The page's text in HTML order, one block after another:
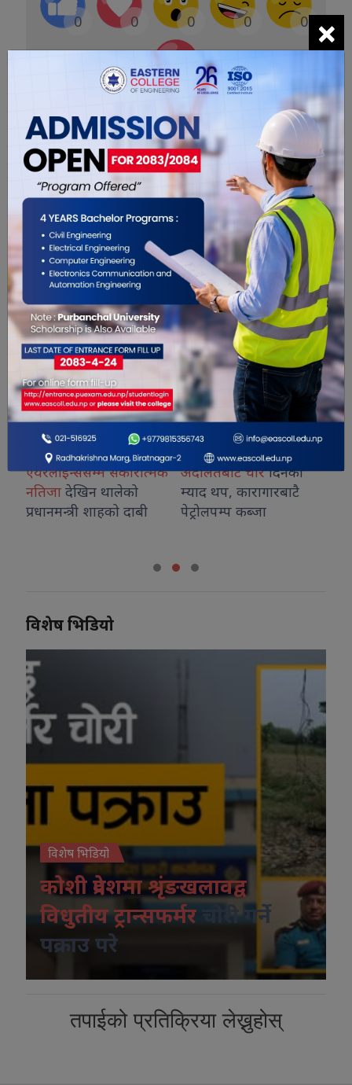
0 0 0 0 0
सम्बंधित खबरहरु
औषधि लिमिटेडदेखि नेपाल
एयरलाइन्ससम्म सकारात्मक
नतिजा देखिन थालेको
प्रधानमन्त्री शाहको दाबी
गिरी विरुद्ध अनुसन्धान गर्न
अदालतबाट चार दिनको
म्याद थप, कारागारबाटै
पेट्रोलपम्प कब्जा
विशेष भिडियो
विशेष भिडियो
कोशी प्रदेशमा श्रृंङखलावद्व
विधुतीय ट्रान्सफर्मर
चोरी गर्ने
पक्राउ परे
तपाईको प्रतिक्रिया लेख्नुहोस्
×